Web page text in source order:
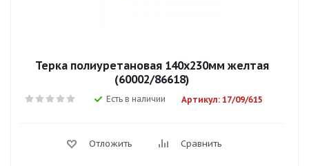
Терка полиуретановая 140х230мм желтая
(60002/86618)
Есть в наличии Артикул: 17/09/615
Отложить Сравнить